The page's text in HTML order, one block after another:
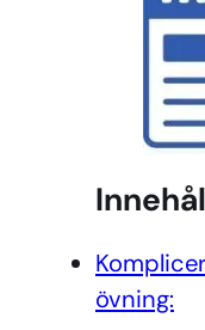
övning: